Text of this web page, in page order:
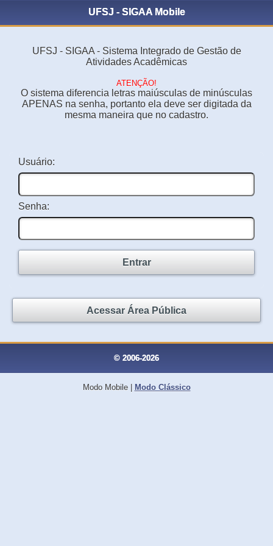
UFSJ - SIGAA Mobile
UFSJ - SIGAA - Sistema Integrado de Gestão de
Atividades Acadêmicas
ATENÇÃO!
O sistema diferencia letras maiúsculas de minúsculas
APENAS na senha, portanto ela deve ser digitada da
mesma maneira que no cadastro.
Usuário:
Senha:
Entrar
Acessar Área Pública
© 2006-2026
Modo Mobile| Modo Clássico